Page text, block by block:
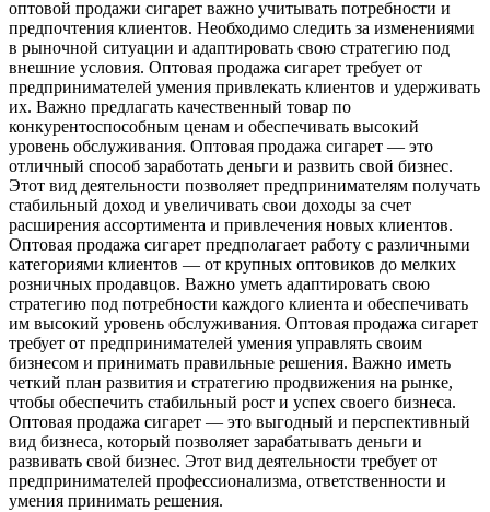
оптовой продажи сигарет важно учитывать потребности и
предпочтения клиентов. Необходимо следить за изменениями
в рыночной ситуации и адаптировать свою стратегию под
внешние условия. Оптовая продажа сигарет требует от
предпринимателей умения привлекать клиентов и удерживать
их. Важно предлагать качественный товар по
конкурентоспособным ценам и обеспечивать высокий
уровень обслуживания. Оптовая продажа сигарет — это
отличный способ заработать деньги и развить свой бизнес.
Этот вид деятельности позволяет предпринимателям получать
стабильный доход и увеличивать свои доходы за счет
расширения ассортимента и привлечения новых клиентов.
Оптовая продажа сигарет предполагает работу с различными
категориями клиентов — от крупных оптовиков до мелких
розничных продавцов. Важно уметь адаптировать свою
стратегию под потребности каждого клиента и обеспечивать
им высокий уровень обслуживания. Оптовая продажа сигарет
требует от предпринимателей умения управлять своим
бизнесом и принимать правильные решения. Важно иметь
четкий план развития и стратегию продвижения на рынке,
чтобы обеспечить стабильный рост и успех своего бизнеса.
Оптовая продажа сигарет — это выгодный и перспективный
вид бизнеса, который позволяет зарабатывать деньги и
развивать свой бизнес. Этот вид деятельности требует от
предпринимателей профессионализма, ответственности и
умения принимать решения.